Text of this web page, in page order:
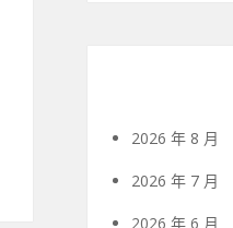
2026 年 8 月
2026 年 7 月
2026 年 6 月